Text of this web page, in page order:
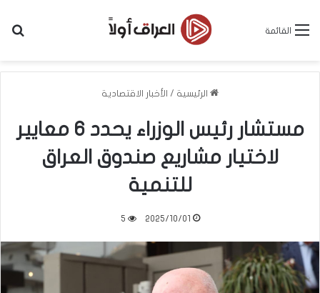
القائمة
الرئيسية / الأخبار الاقتصادية
مستشار رئيس الوزراء يحدد 6 معايير
لاختيار مشاريع صندوق العراق
للتنمية
2025/10/01
5